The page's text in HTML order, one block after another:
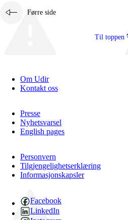
Førre side
Til toppen
Om Udir
Kontakt oss
Presse
Nyhetsvarsel
English pages
Personvern
Tilgjengelighetserklæring
Informasjonskapsler
Facebook
LinkedIn